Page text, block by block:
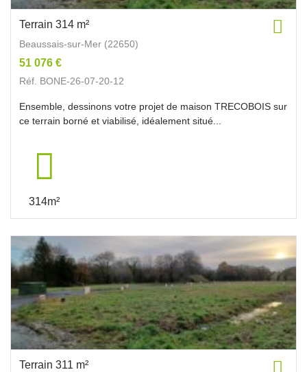
Terrain 314 m²
Beaussais-sur-Mer (22650)
51 076 €
Réf. BONE-26-07-20-12
Ensemble, dessinons votre projet de maison TRECOBOIS sur
ce terrain borné et viabilisé, idéalement situé...
314m²
Terrain 311 m²